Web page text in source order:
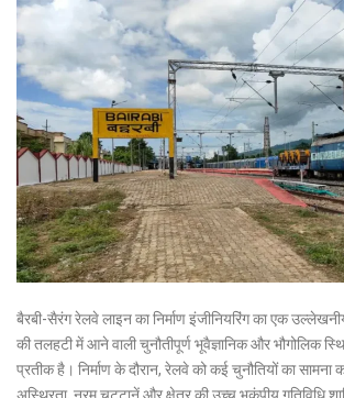
बैरबी-सैरंग रेलवे लाइन का निर्माण इंजीनियरिंग का एक
की तलहटी में आने वाली चुनौतीपूर्ण भूवैज्ञानिक और भौगोलिक
प्रतीक है। निर्माण के दौरान, रेलवे को कई चुनौतियों का सामना